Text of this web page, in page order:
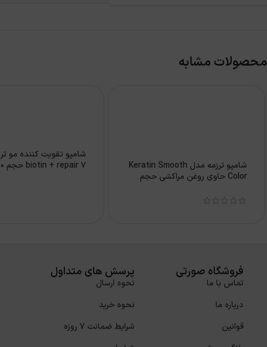
محصولات مشابه
شامپو ترزمه مدل Keratin Smooth
Color حاوی روغن مراکشی حجم
شامپو تقویت کننده مو
7 biotin + repair حجم 700 میل
فروشگاه صورتی
تماس با ما
درباره ما
قوانین
پرسش های متداول
نحوه ارسال
نحوه خرید
شرایط ضمانت 7 روزه